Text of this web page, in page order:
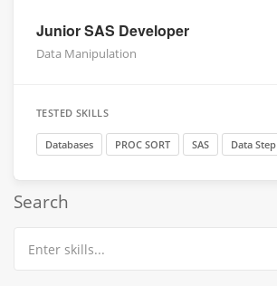
Junior SAS Developer
Data Manipulation
TESTED SKILLS
Databases PROC SORT SAS Data Step
Search